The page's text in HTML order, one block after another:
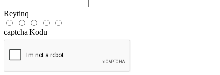
Reytinq
captcha Kodu